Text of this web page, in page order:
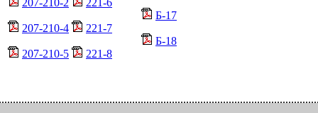
207-210-2
207-210-4
207-210-5
221-6
221-7
221-8
Б-17
Б-18